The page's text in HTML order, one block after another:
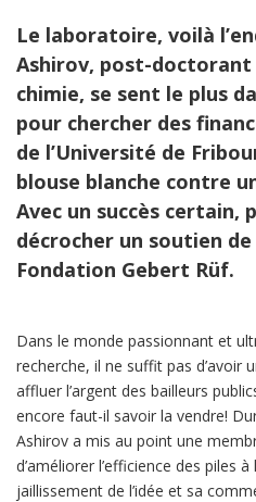
Le laboratoire, voilà
Ashirov, post-
chimie, se sent le plus
pour chercher des
de l’Université de
blouse blanche contre
Avec un succès certain,
décrocher un soutien de
Fondation Gebert Rüf.
Dans le monde passionnant et
recherche, il ne suffit pas d’avoir
affluer l’argent des bailleurs
encore faut-il savoir la vendre!
Ashirov a mis au point une
d’améliorer l’efficience des piles
jaillissement de l’idée et sa